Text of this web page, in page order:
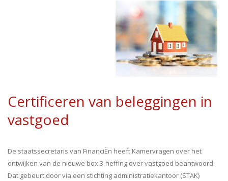
Certificeren van beleggingen in
vastgoed
De staatssecretaris van FinanciËn heeft Kamervragen over het
ontwijken van de nieuwe box 3-heffing over vastgoed beantwoord.
Dat gebeurt door via een stichting administratiekantoor (STAK)